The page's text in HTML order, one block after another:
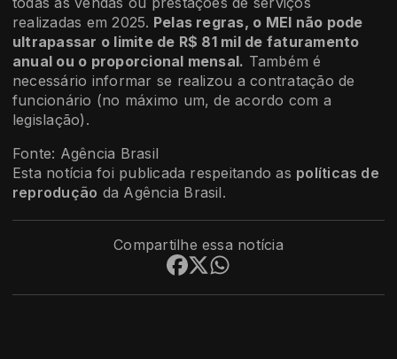
realizadas em 2025. Pelas regras, o MEI não pode
ultrapassar o limite de R$ 81 mil de faturamento
anual ou o proporcional mensal. Também é
necessário informar se realizou a contratação de
funcionário (no máximo um, de acordo com a
legislação).
Fonte: Agência Brasil
Esta notícia foi publicada respeitando as políticas de
reprodução da Agência Brasil.
Compartilhe essa notícia